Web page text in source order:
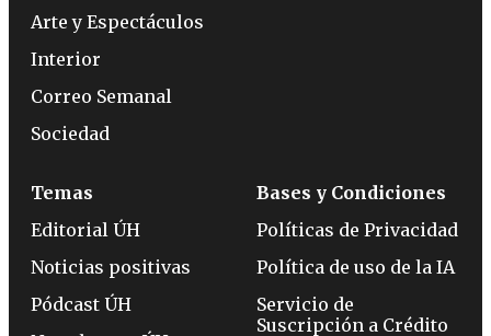
Arte y Espectáculos
Interior
Correo Semanal
Sociedad
Temas
Editorial ÚH
Noticias positivas
Pódcast ÚH
Bases y Condiciones
Políticas de Privacidad
Política de uso de la IA
Servicio de
Suscripción a Crédito